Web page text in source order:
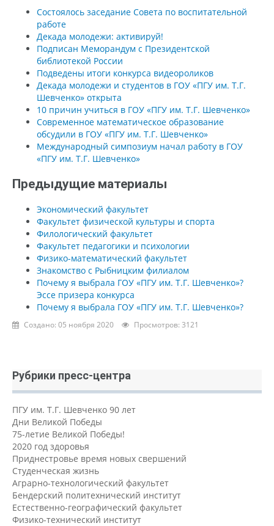
Состоялось заседание Совета по воспитательной
работе
Декада молодежи: активируй!
Подписан Меморандум с Президентской
библиотекой России
Подведены итоги конкурса видеороликов
Декада молодежи и студентов в ГОУ «ПГУ им. Т.Г.
Шевченко» открыта
10 причин учиться в ГОУ «ПГУ им. Т.Г. Шевченко»
Современное математическое образование
обсудили в ГОУ «ПГУ им. Т.Г. Шевченко»
Международный симпозиум начал работу в ГОУ
«ПГУ им. Т.Г. Шевченко»
Предыдущие материалы
Экономический факультет
Факультет физической культуры и спорта
Филологический факультет
Факультет педагогики и психологии
Физико-математический факультет
Знакомство с Рыбницким филиалом
Почему я выбрала ГОУ «ПГУ им. Т.Г. Шевченко»?
Эссе призера конкурса
Почему я выбрала ГОУ «ПГУ им. Т.Г. Шевченко»?
Создано: 05 ноября 2020 Просмотров: 3121
Рубрики пресс-центра
ПГУ им. Т.Г. Шевченко 90 лет
Дни Великой Победы
75-летие Великой Победы!
2020 год здоровья
Приднестровье время новых свершений
Студенческая жизнь
Аграрно-технологический факультет
Бендерский политехнический институт
Естественно-географический факультет
Физико-технический институт